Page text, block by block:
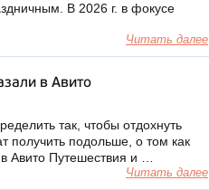
В 2026 г. в фокусе
Читать далее
в Авито
так, чтобы отдохнуть
получить подольше, о том как
Авито Путешествия и …
Читать далее